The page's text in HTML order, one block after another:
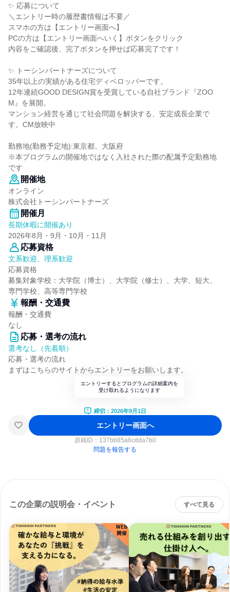
✨ 応募について
＼エントリー時の履歴書情報は不要／
スマホの方は【エントリー画面へ】
PCの方は【エントリー画面へいく】ボタンをクリック
内容をご確認後、完了ボタンを押せば応募完了です！
✨ トーシンパートナーズについて
35年以上の実績がある住宅ディベロッパーです。
12年連続GOOD DESIGN賞を受賞している自社ブランド『ZOO
M』を展開。
マンション経営を通じて社会問題を解決する、安定成長企業で
す。CM放映中
勤務地(勤務予定地):東京都、大阪府
※本プログラムの開催地ではなく入社された際の配属予定勤務地
です
開催地
オンライン
株式会社トーシンパートナーズ
開催月
長期休暇に開催あり
2026年8月・9月・10月・11月
応募資格
文系歓迎、理系歓迎
応募資格
募集対象学校：大学院（博士）、大学院（修士）、大学、短大、
専門学校、高等専門学校
報酬・交通費
報酬・交通費
なし
応募・選考の流れ
選考なし（先着順）
応募・選考の流れ
まずはこちらのサイトからエントリーをお願いします。
エントリーするとプログラムの詳細案内を
受け取れるようになります
締切：2026年9月1日
エントリー画面へ
原稿ID： 137bb85a6cdda7b0
問題を報告する
この企業の説明会・イベント すべて見る